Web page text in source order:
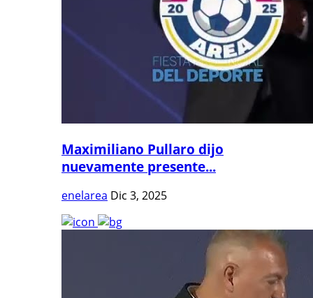
Maximiliano Pullaro dijo
nuevamente presente...
enelarea Dic 3, 2025